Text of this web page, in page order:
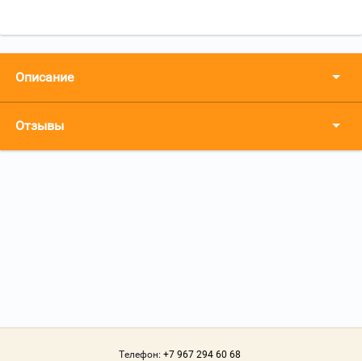
Описание
Отзывы
Телефон: +7 967 294 60 68